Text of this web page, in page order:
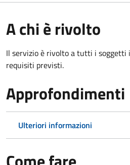
A chi è rivolto
Il servizio è rivolto a tutti i soggetti
requisiti previsti.
Approfondimenti
Ulteriori informazioni